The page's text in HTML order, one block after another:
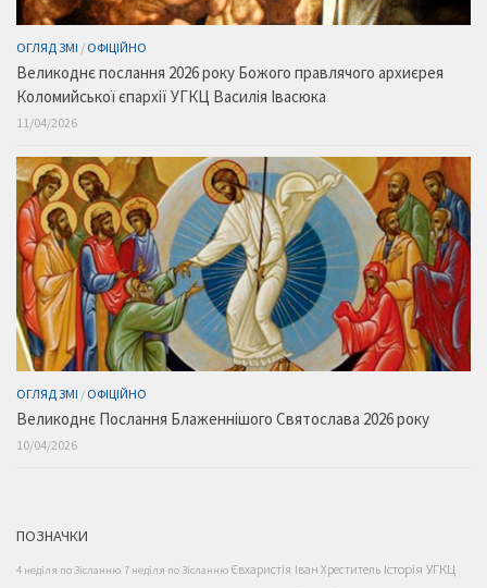
ОГЛЯД ЗМІ / ОФІЦІЙНО
Великоднє послання 2026 року Божого правлячого архиєрея
Коломийської єпархії УГКЦ Василія Івасюка
11/04/2026
ОГЛЯД ЗМІ / ОФІЦІЙНО
Великоднє Послання Блаженнішого Святослава 2026 року
10/04/2026
ПОЗНАЧКИ
4 неділя по Зісланню 7 неділя по Зісланню Євхаристія Іван Хреститель Історія УГКЦ